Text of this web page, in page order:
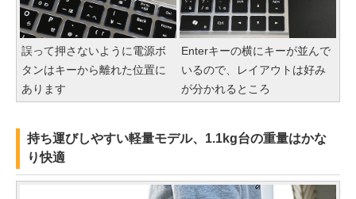
誤って押さないように電源ボ
タンはキーから離れた位置に
あります
Enterキーの横にキーが並んで
いるので、レイアウトは好み
が分かれるところ
持ち運びしやすい軽量モデル、1.1kg台の重量はかな
り快適